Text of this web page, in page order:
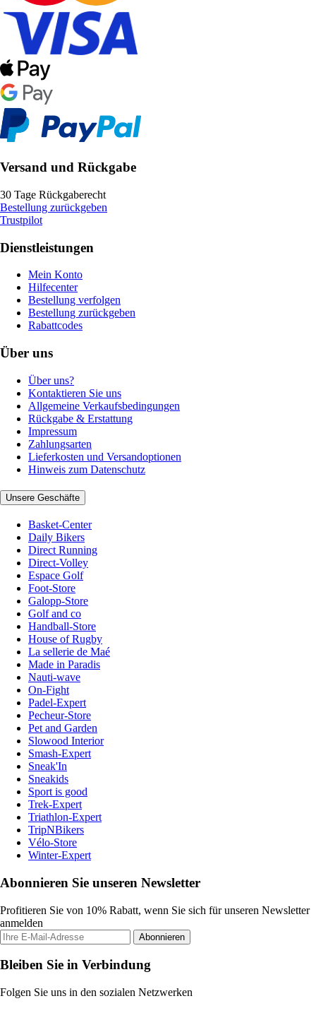
Versand und Rückgabe
30 Tage Rückgaberecht
Bestellung zurückgeben
Trustpilot
Dienstleistungen
Mein Konto
Hilfecenter
Bestellung verfolgen
Bestellung zurückgeben
Rabattcodes
Über uns
Über uns?
Kontaktieren Sie uns
Allgemeine Verkaufsbedingungen
Rückgabe & Erstattung
Impressum
Zahlungsarten
Lieferkosten und Versandoptionen
Hinweis zum Datenschutz
Unsere Geschäfte
Basket-Center
Daily Bikers
Direct Running
Direct-Volley
Espace Golf
Foot-Store
Galopp-Store
Golf and co
Handball-Store
House of Rugby
La sellerie de Maé
Made in Paradis
Nauti-wave
On-Fight
Padel-Expert
Pecheur-Store
Pet and Garden
Slowood Interior
Smash-Expert
Sneak'In
Sneakids
Sport is good
Trek-Expert
Triathlon-Expert
TripNBikers
Vélo-Store
Winter-Expert
Abonnieren Sie unseren Newsletter
Profitieren Sie von 10% Rabatt, wenn Sie sich für unseren Newsletter
anmelden
Abonnieren
Bleiben Sie in Verbindung
Folgen Sie uns in den sozialen Netzwerken